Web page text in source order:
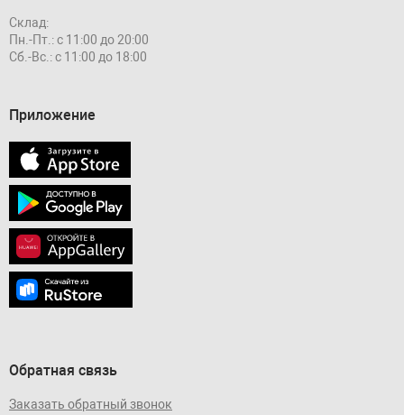
Склад:
Пн.-Пт.: с 11:00 до 20:00
Сб.-Вс.: с 11:00 до 18:00
Приложение
Обратная связь
Заказать обратный звонок